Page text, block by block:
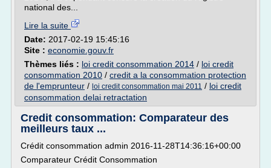
national des...
Lire la suite
Date: 2017-02-19 15:45:16
Site : economie.gouv.fr
Thèmes liés : loi credit consommation 2014 / loi credit
consommation 2010 / credit a la consommation protection
de l'emprunteur / loi credit consommation mai 2011 / loi credit
consommation delai retractation
Credit consommation: Comparateur des
meilleurs taux ...
Crédit consommation admin 2016-11-28T14:36:16+00:00
Comparateur Crédit Consommation